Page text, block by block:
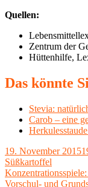
Quellen:
Zentrum der
Hüttenhilfe,
Das könnte
Stevia:
Carob – eine
Veröffentlicht
am
19. November 2015
Süßkartoffel
Vorheriger
Beitrag:
Vorschul- und